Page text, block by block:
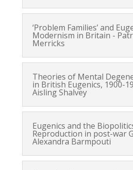
‘Problem Families’ and
Modernism in Britain -
Merricks
Theories of Mental
in British Eugenics, 1900-
Aisling Shalvey
Eugenics and the
Reproduction in post-war
Alexandra Barmpouti